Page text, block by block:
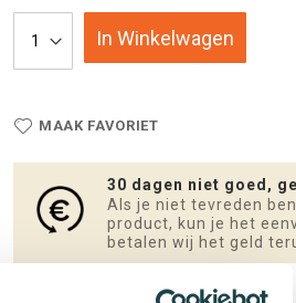
In Winkelwagen
MAAK FAVORIET
30 dagen niet goed,
Als je niet tevreden
product, kun je het
betalen wij het geld